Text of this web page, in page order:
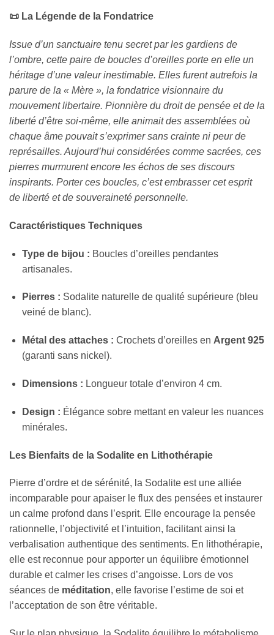
📜 La Légende de la Fondatrice
Issue d’un sanctuaire tenu secret par les gardiens de
l’ombre, cette paire de boucles d’oreilles porte en elle un
héritage d’une valeur inestimable. Elles furent autrefois la
parure de la « Mère », la fondatrice visionnaire du
mouvement libertaire. Pionnière du droit de pensée et de la
liberté d’être soi-même, elle animait des assemblées où
chaque âme pouvait s’exprimer sans crainte ni peur de
représailles. Aujourd’hui considérées comme sacrées, ces
pierres murmurent encore les échos de ses discours
inspirants. Porter ces boucles, c’est embrasser cet esprit
de liberté et de souveraineté personnelle.
Caractéristiques Techniques
Type de bijou : Boucles d’oreilles pendantes
artisanales.
Pierres : Sodalite naturelle de qualité supérieure (bleu
veiné de blanc).
Métal des attaches : Crochets d’oreilles en Argent 925
(garanti sans nickel).
Dimensions : Longueur totale d’environ 4 cm.
Design : Élégance sobre mettant en valeur les nuances
minérales.
Les Bienfaits de la Sodalite en Lithothérapie
Pierre d’ordre et de sérénité, la Sodalite est une alliée
incomparable pour apaiser le flux des pensées et instaurer
un calme profond dans l’esprit. Elle encourage la pensée
rationnelle, l’objectivité et l’intuition, facilitant ainsi la
verbalisation authentique des sentiments. En lithothérapie,
elle est reconnue pour apporter un équilibre émotionnel
durable et calmer les crises d’angoisse. Lors de vos
séances de méditation, elle favorise l’estime de soi et
l’acceptation de son être véritable.